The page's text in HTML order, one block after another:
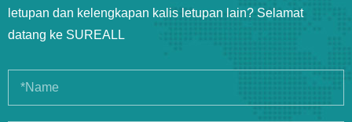
letupan dan kelengkapan kalis letupan lain? Selamat
datang ke SUREALL